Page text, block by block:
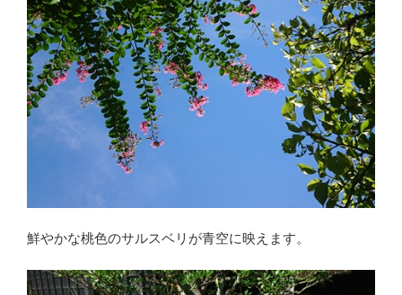
鮮やかな桃色のサルスベリが青空に映えます。